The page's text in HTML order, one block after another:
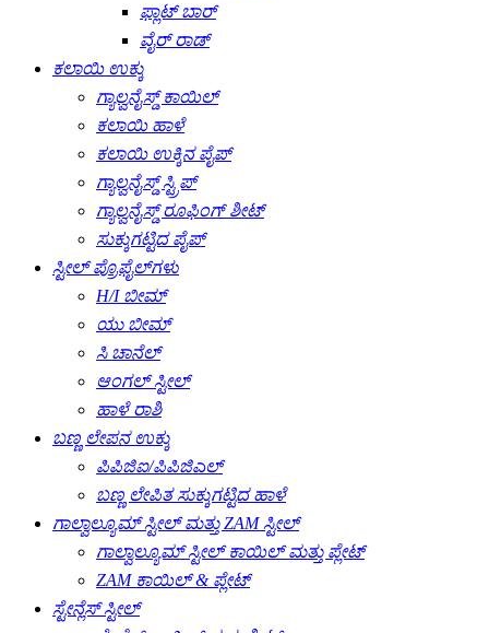
ಫ್ಲಾಟ್ ಬಾರ್
ವೈರ್ ರಾಡ್
ಕಲಾಯಿ ಉಕ್ಕು
ಗ್ಯಾಲ್ವನೈಸ್ಡ್ ಕಾಯಿಲ್
ಕಲಾಯಿ ಹಾಳೆ
ಕಲಾಯಿ ಉಕ್ಕಿನ ಪೈಪ್
ಗ್ಯಾಲ್ವನೈಸ್ಡ್ ಸ್ಟ್ರಿಪ್
ಗ್ಯಾಲ್ವನೈಸ್ಡ್ ರೂಫಿಂಗ್ ಶೀಟ್
ಸುಕ್ಕುಗಟ್ಟಿದ ಪೈಪ್
ಸ್ಟೀಲ್ ಪ್ರೊಫೈಲ್‌ಗಳು
H/I ಬೀಮ್
ಯು ಬೀಮ್
ಸಿ ಚಾನೆಲ್
ಆಂಗಲ್ ಸ್ಟೀಲ್
ಹಾಳೆ ರಾಶಿ
ಬಣ್ಣ ಲೇಪನ ಉಕ್ಕು
ಪಿಪಿಜಿಐ/ಪಿಪಿಜಿಎಲ್
ಬಣ್ಣ ಲೇಪಿತ ಸುಕ್ಕುಗಟ್ಟಿದ ಹಾಳೆ
ಗಾಲ್ವಾಲ್ಯೂಮ್ ಸ್ಟೀಲ್ ಮತ್ತು ZAM ಸ್ಟೀಲ್
ಗಾಲ್ವಾಲ್ಯೂಮ್ ಸ್ಟೀಲ್ ಕಾಯಿಲ್ ಮತ್ತು ಪ್ಲೇಟ್
ZAM ಕಾಯಿಲ್ & ಪ್ಲೇಟ್
ಸ್ಟೇನ್ಲೆಸ್ ಸ್ಟೀಲ್